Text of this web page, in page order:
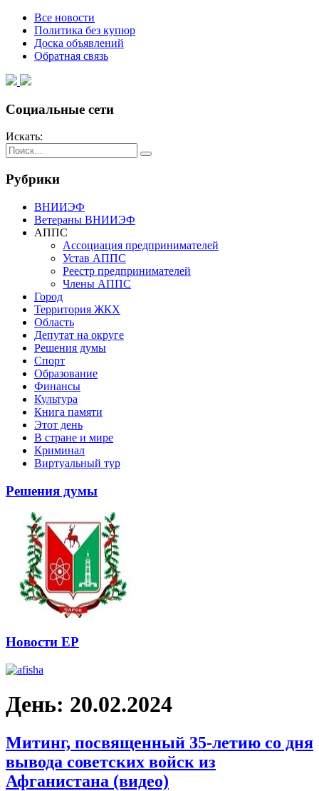
Все новости
Политика без купюр
Доска объявлений
Обратная связь
Социальные сети
Искать:
Рубрики
ВНИИЭФ
Ветераны ВНИИЭФ
АППС
Ассоциация предпринимателей
Устав АППС
Реестр предпринимателей
Члены АППС
Город
Территория ЖКХ
Область
Депутат на округе
Решения думы
Спорт
Образование
Финансы
Культура
Книга памяти
Этот день
В стране и мире
Криминал
Виртуальный тур
Решения думы
Новости ЕР
День: 20.02.2024
Митинг, посвященный 35-летию со дня
вывода советских войск из
Афганистана (видео)